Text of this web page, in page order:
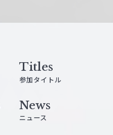
Titles
参加タイトル
News
ニュース